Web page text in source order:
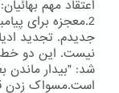
2.معجزه برای
جدیدم. تجدید
نیست. این دو خط
است.مسواک زدن